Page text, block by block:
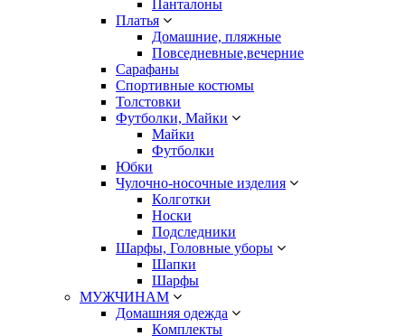
Панталоны
Платья
Домашние, пляжные
Повседневные,вечерние
Сарафаны
Спортивные костюмы
Толстовки
Футболки, Майки
Майки
Футболки
Юбки
Чулочно-носочные изделия
Колготки
Носки
Подследники
Шарфы, Головные уборы
Шапки
Шарфы
МУЖЧИНАМ
Домашняя одежда
Комплекты